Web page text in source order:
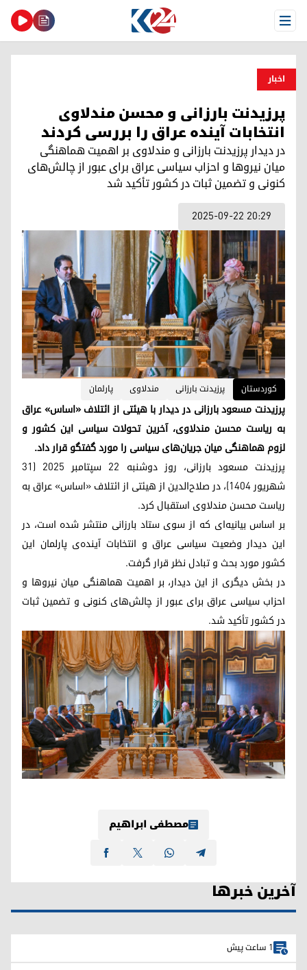
Open Menu
اخبار
پرزیدنت بارزانی و محسن مندلاوی
انتخابات آینده عراق را بررسی کردند
در دیدار پرزیدنت بارزانی و مندلاوی بر اهمیت هماهنگی
میان نیروها و احزاب سیاسی عراق برای عبور از چالش‌های
کنونی و تضمین ثبات در کشور تأکید شد
2025-09-22 20:29
کوردستان پرزیدنت بارزانی مندلاوی پارلمان
پرزیدنت مسعود بارزانی در دیدار با هیئتی از ائتلاف «اساس» عراق
به ریاست محسن مندلاوی، آخرین تحولات سیاسی این کشور و
لزوم هماهنگی میان جریان‌های سیاسی را مورد گفتگو قرار داد.
پرزیدنت مسعود بارزانی، روز دوشنبه ۲۲ سپتامبر ۲۰۲۵ (۳۱
شهریور ۱۴۰۴)، در صلاح‌الدین از هیئتی از ائتلاف «اساس» عراق به
ریاست محسن مندلاوی استقبال کرد.
بر اساس بیانیه‌ای که از سوی ستاد بارزانی منتشر شده است، در
این دیدار وضعیت سیاسی عراق و انتخابات آینده‌ی پارلمان این
کشور مورد بحث و تبادل نظر قرار گرفت.
در بخش دیگری از این دیدار، بر اهمیت هماهنگی میان نیروها و
احزاب سیاسی عراق برای عبور از چالش‌های کنونی و تضمین ثبات
در کشور تأکید شد.
مصطفی ابراهیم
آخرین خبرها
1 ساعت پیش